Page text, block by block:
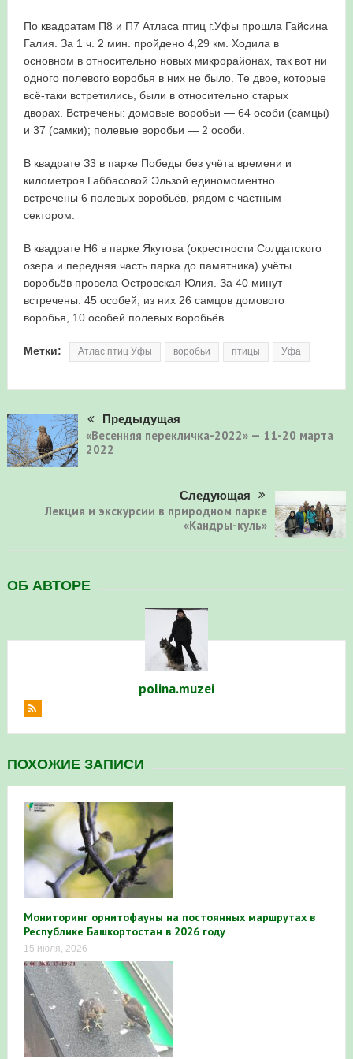
в Республике Башкортостан в 2026 году
По квадратам П8 и П7 Атласа птиц г.Уфы прошла Гайсина
Галия. За 1 ч. 2 мин. пройдено 4,29 км. Ходила в
основном в относительно новых микрорайонах, так вот ни
одного полевого воробья в них не было. Те двое, которые
всё-таки встретились, были в относительно старых
дворах. Встречены: домовые воробьи — 64 особи (самцы)
и 37 (самки); полевые воробьи — 2 особи.
В квадрате З3 в парке Победы без учёта времени и
километров Габбасовой Эльзой единомоментно
встречены 6 полевых воробьёв, рядом с частным
сектором.
В квадрате Н6 в парке Якутова (окрестности Солдатского
озера и передняя часть парка до памятника) учёты
воробьёв провела Островская Юлия. За 40 минут
встречены: 45 особей, из них 26 самцов домового
воробья, 10 особей полевых воробьёв.
Метки: Атлас птиц Уфы воробьи птицы Уфа
Предыдущая
«Весенняя перекличка-2022» — 11-20 марта
2022
Следующая
Лекция и экскурсии в природном парке
«Кандры-куль»
ОБ АВТОРЕ
polina.muzei
ПОХОЖИЕ ЗАПИСИ
Мониторинг орнитофауны на постоянных маршрутах в
Республике Башкортостан в 2026 году
15 июля, 2026